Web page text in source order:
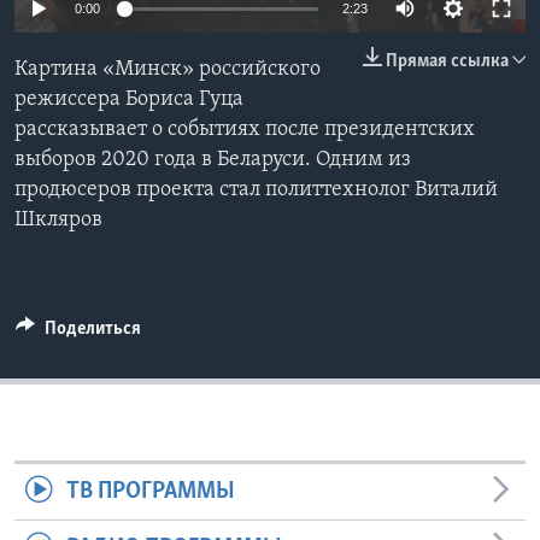
СОЦИАЛЬНЫЕ СЕТИ
Языки
0:00 2:23
Прямая ссылка
Картина «Минск» российского
режиссера Бориса Гуца
рассказывает о событиях после президентских
выборов 2020 года в Беларуси. Одним из
продюсеров проекта стал политтехнолог Виталий
Шкляров
Поделиться
ТВ ПРОГРАММЫ